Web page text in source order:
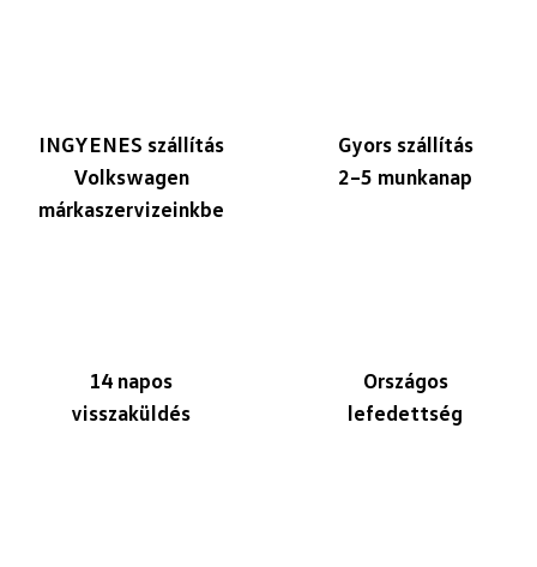
INGYENES szállítás
Volkswagen
márkaszervizeinkbe
Gyors szállítás
2–5 munkanap
14 napos
visszaküldés
Országos
lefedettség